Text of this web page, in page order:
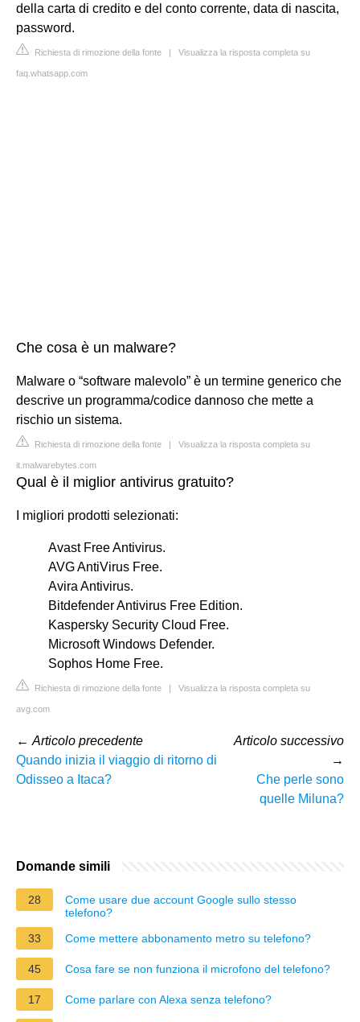
della carta di credito e del conto corrente, data di nascita,
password.
Richiesta di rimozione della fonte | Visualizza la risposta completa su
faq.whatsapp.com
Che cosa è un malware?
Malware o “software malevolo” è un termine generico che
descrive un programma/codice dannoso che mette a
rischio un sistema.
Richiesta di rimozione della fonte | Visualizza la risposta completa su
it.malwarebytes.com
Qual è il miglior antivirus gratuito?
I migliori prodotti selezionati:
Avast Free Antivirus.
AVG AntiVirus Free.
Avira Antivirus.
Bitdefender Antivirus Free Edition.
Kaspersky Security Cloud Free.
Microsoft Windows Defender.
Sophos Home Free.
Richiesta di rimozione della fonte | Visualizza la risposta completa su
avg.com
← Articolo precedente
Quando inizia il viaggio di ritorno di
Odisseo a Itaca?
Articolo successivo
→
Che perle sono
quelle Miluna?
Domande simili
28
Come usare due account Google sullo stesso
telefono?
33
Come mettere abbonamento metro su telefono?
45 Cosa fare se non funziona il microfono del telefono?
17 Come parlare con Alexa senza telefono?